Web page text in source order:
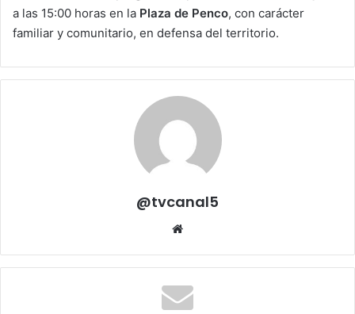
a las 15:00 horas en la Plaza de Penco, con carácter
familiar y comunitario, en defensa del territorio.
@tvcanal5